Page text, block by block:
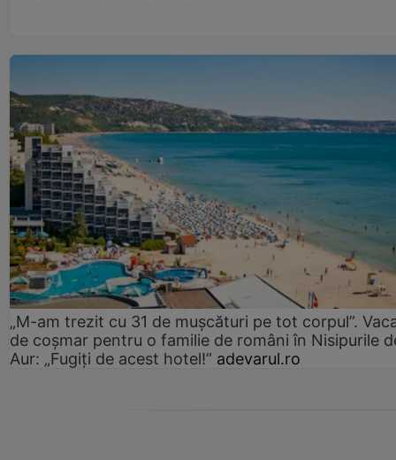
„M-am trezit cu 31 de mușcături pe tot corpul”.
de coșmar pentru o familie de români în Nisipurile
Aur: „Fugiți de acest hotel!” adevarul.ro